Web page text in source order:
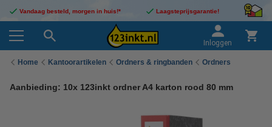
Vandaag besteld, morgen in huis!* Laagsteprijsgarantie!
Inloggen
Home Kantoorartikelen Ordners & ringbanden Ordners
Aanbieding: 10x 123inkt ordner A4 karton rood 80 mm